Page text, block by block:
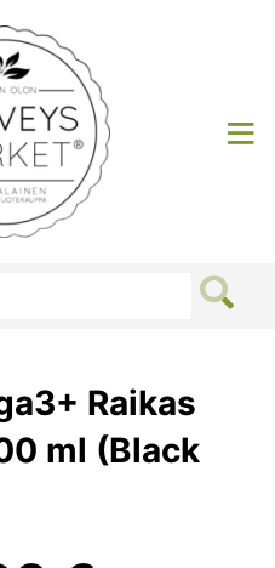
Raikas
ml (Black